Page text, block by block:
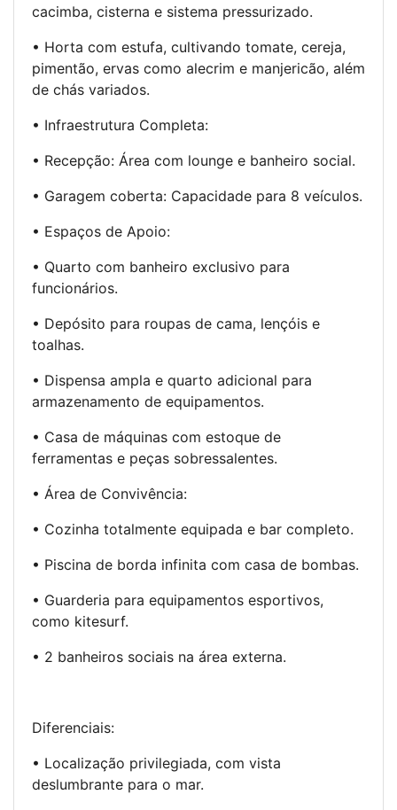
cacimba, cisterna e sistema pressurizado.
• Horta com estufa, cultivando tomate, cereja,
pimentão, ervas como alecrim e manjericão, além
de chás variados.
• Infraestrutura Completa:
• Recepção: Área com lounge e banheiro social.
• Garagem coberta: Capacidade para 8 veículos.
• Espaços de Apoio:
• Quarto com banheiro exclusivo para
funcionários.
• Depósito para roupas de cama, lençóis e
toalhas.
• Dispensa ampla e quarto adicional para
armazenamento de equipamentos.
• Casa de máquinas com estoque de
ferramentas e peças sobressalentes.
• Área de Convivência:
• Cozinha totalmente equipada e bar completo.
• Piscina de borda infinita com casa de bombas.
• Guarderia para equipamentos esportivos,
como kitesurf.
• 2 banheiros sociais na área externa.
Diferenciais:
• Localização privilegiada, com vista
deslumbrante para o mar.